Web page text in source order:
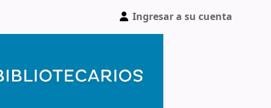
Ingresar a su cuenta